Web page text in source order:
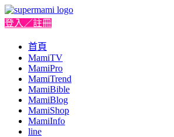
登入／註冊
首頁
MamiTV
MamiPro
MamiTrend
MamiBible
MamiBlog
MamiShop
MamiInfo
line